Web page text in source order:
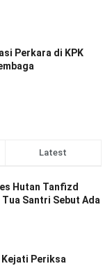
Perkara di KPK
Latest
Hutan Tanfizd
Tua Santri Sebut Ada
Periksa